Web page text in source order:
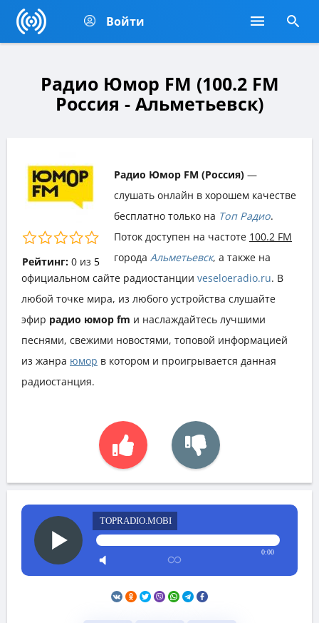
Войти
Радио Юмор FM (100.2 FM
Россия - Альметьевск)
Рейтинг: 0из 5
Радио Юмор FM (Россия) —
слушать онлайн в хорошем качестве
бесплатно только на Топ Радио.
Поток доступен на частоте 100.2 FM
города Альметьевск, а также на
официальном сайте радиостанции veseloeradio.ru. В
любой точке мира, из любого устройства слушайте
эфир радио юмор fm и наслаждайтесь лучшими
песнями, свежими новостями, топовой информацией
из жанра юмор в котором и проигрывается данная
радиостанция.
TOPRADIO.MOBI
0:00